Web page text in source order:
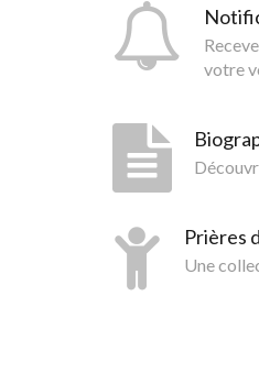
votre
Prières
Une